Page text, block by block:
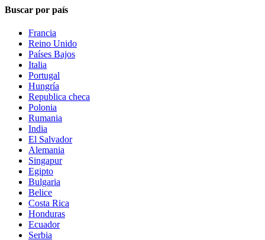
Buscar por país
Francia
Reino Unido
Países Bajos
Italia
Portugal
Hungría
Republica checa
Polonia
Rumania
India
El Salvador
Alemania
Singapur
Egipto
Bulgaria
Belice
Costa Rica
Honduras
Ecuador
Serbia